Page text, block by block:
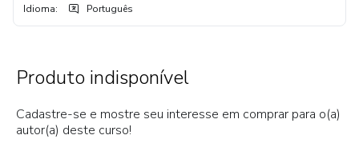
Idioma: Português
Produto indisponível
Cadastre-se e mostre seu interesse em comprar para o(a)
autor(a) deste curso!